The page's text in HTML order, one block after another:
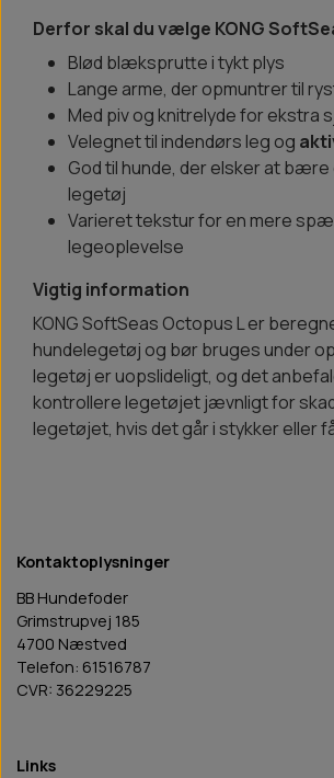
Derfor skal du vælge KONG
Blød blæksprutte i tykt plys
Lange arme, der opmuntrer til
Med piv og knitrelyde for ekstra
Velegnet til indendørs leg og
God til hunde, der elsker at bære
legetøj
Varieret tekstur for en mere
legeoplevelse
Vigtig information
KONG SoftSeas Octopus L er
hundelegetøj og bør bruges under
legetøj er uopslideligt, og det
kontrollere legetøjet jævnligt for
legetøjet, hvis det går i stykker eller
Kontaktoplysninger
BB Hundefoder
Grimstrupvej 185
4700 Næstved
Telefon: 61516787
CVR: 36229225
Links